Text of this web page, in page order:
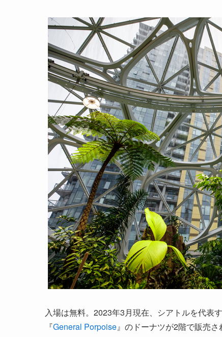
入場は無料。2023年3月現在、シアトルを代表
『General Porpoise』のドーナツが2階で販売さ